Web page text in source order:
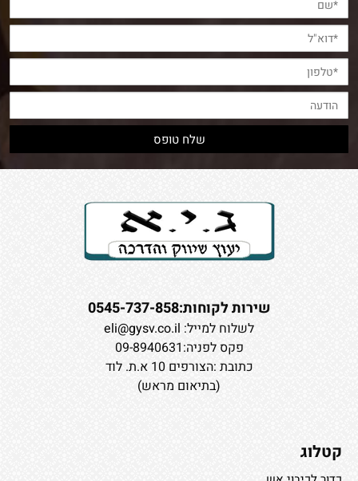
שירות לקוחות:0545-737-858
לשלוח למייל: eli@gysv.co.il
פקס לפניה:09-8940631
כתובת :הצורפים 10 א.ת. לוד
(בתיאום מראש)
קטלוג